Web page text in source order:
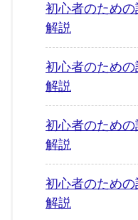
初心者のため
解説
初心者のため
解説
初心者のため
解説
初心者のため
解説